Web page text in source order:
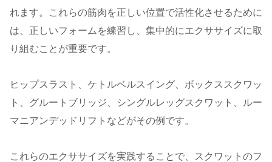
れます。これらの筋肉を正しい位置で活性化させるために
は、正しいフォームを練習し、集中的にエクササイズに取
り組むことが重要です。
ヒップスラスト、ケトルベルスイング、ボックススクワッ
ト、グルートブリッジ、シングルレッグスクワット、ルー
マニアンデッドリフトなどがその例です。
これらのエクササイズを実践することで、スクワットのフ